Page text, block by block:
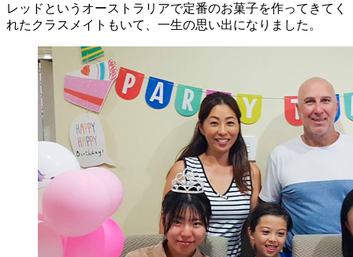
レッドというオーストラリアで定番のお菓子を作ってきてく
れたクラスメイトもいて、一生の思い出になりました。